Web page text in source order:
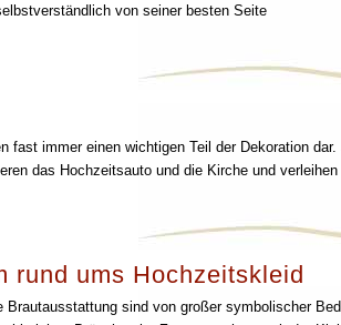
von seiner besten Seite
fast immer einen wichtigen Teil der Dekoration
das Hochzeitsauto und die Kirche und
rund ums Hochzeitskleid
Brautausstattung sind von großer symbolischer